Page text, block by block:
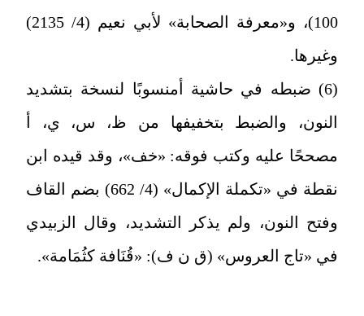
100)، و«معرفة الصحابة» لأبي نعيم (4/ 2135)
وغيرها.
(6) ضبطه في حاشية أمنسوبًا لنسخة بتشديد
النون، والضبط بتخفيفها من ظ، س، ي، أ
مصححًا عليه وكتب فوقه: «خف»، وقد قيده ابن
نقطة في «تكملة الإكمال» (4/ 662) بضم القاف
وفتح النون، ولم يذكر التشديد، وقال الزبيدي
في «تاج العروس» (ق ن ف): «قُنَافة كثُمَامة».